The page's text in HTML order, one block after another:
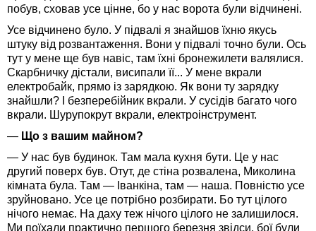
побув, сховав усе цінне, бо у нас ворота були відчинені.
Усе відчинено було. У підвалі я знайшов їхню якусь
штуку від розвантаження. Вони у підвалі точно були. Ось
тут у мене ще був навіс, там їхні бронежилети валялися.
Скарбничку дістали, висипали її... У мене вкрали
електробайк, прямо із зарядкою. Як вони ту зарядку
знайшли? І безперебійник вкрали. У сусідів багато чого
вкрали. Шурупокрут вкрали, електроінструмент.
— Що з вашим майном?
— У нас був будинок. Там мала кухня бути. Це у нас
другий поверх був. Отут, де стіна розвалена, Миколина
кімната була. Там — Іванкіна, там — наша. Повністю усе
зруйновано. Усе це потрібно розбирати. Бо тут цілого
нічого немає. На даху теж нічого цілого не залишилося.
Ми поїхали практично першого березня звідси, бої були